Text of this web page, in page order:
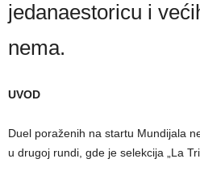
jedanaestoricu i
nema.
UVOD
Duel poraženih na startu Mundijala
u drugoj rundi, gde je selekcija „La